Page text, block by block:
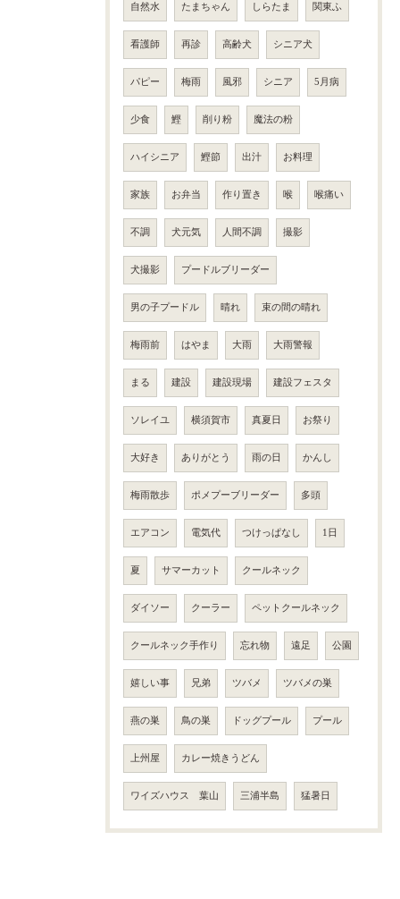
自然水 たまちゃん しらたま 関東ふ
看護師 再診 高齢犬 シニア犬
パピー 梅雨 風邪 シニア 5月病
少食 鰹 削り粉 魔法の粉
ハイシニア 鰹節 出汁 お料理
家族 お弁当 作り置き 喉 喉痛い
不調 犬元気 人間不調 撮影
犬撮影 プードルブリーダー
男の子プードル 晴れ 束の間の晴れ
梅雨前 はやま 大雨 大雨警報
まる 建設 建設現場 建設フェスタ
ソレイユ 横須賀市 真夏日 お祭り
大好き ありがとう 雨の日 かんし
梅雨散歩 ポメプーブリーダー 多頭
エアコン 電気代 つけっぱなし 1日
夏 サマーカット クールネック
ダイソー クーラー ペットクールネック
クールネック手作り 忘れ物 遠足 公園
嬉しい事 兄弟 ツバメ ツバメの巣
燕の巣 鳥の巣 ドッグプール プール
上州屋 カレー焼きうどん
ワイズハウス 葉山 三浦半島 猛暑日